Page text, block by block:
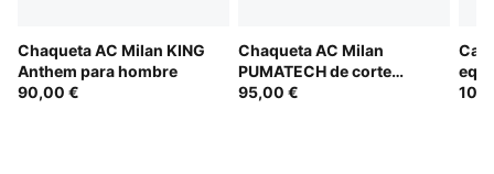
Chaqueta AC Milan KING
Anthem para hombre
90,00 €
Chaqueta AC Milan
PUMATECH de corte
holgado y cierre
95,00 €